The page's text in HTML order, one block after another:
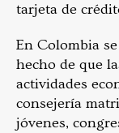
tarjeta de
En Colombia
hecho de que
actividades
consejería
jóvenes,